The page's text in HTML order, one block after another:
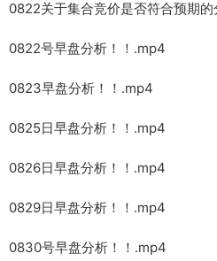
0822关于集合竞价是否符合预期
0822号早盘分析！！.mp4
0823早盘分析！！.mp4
0825日早盘分析！！.mp4
0826日早盘分析！！.mp4
0829日早盘分析！！.mp4
0830号早盘分析！！.mp4